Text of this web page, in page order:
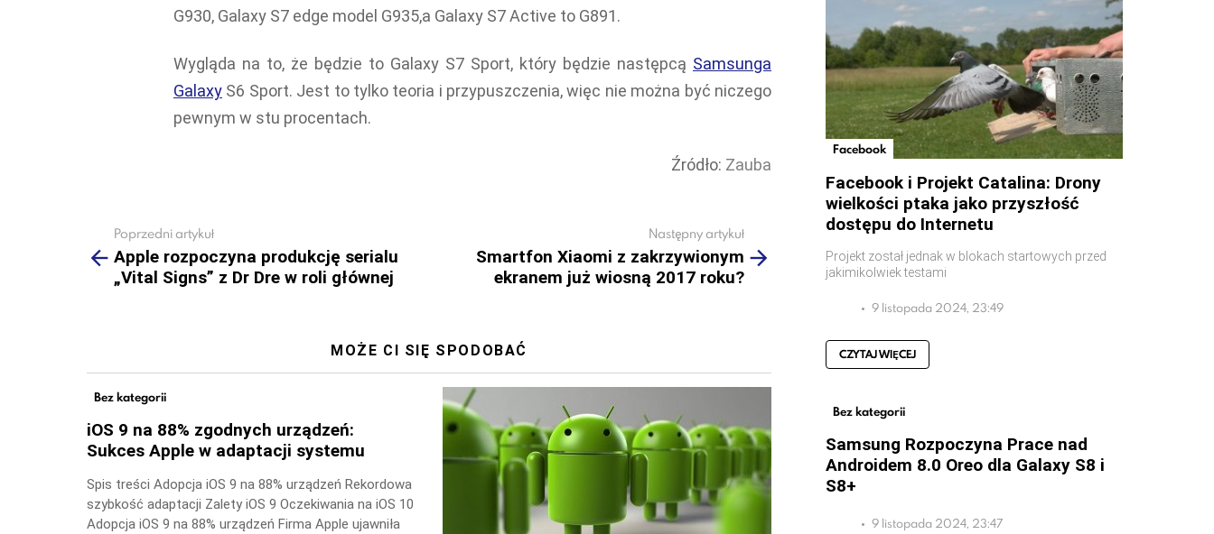
G930, Galaxy S7 edge model G935,a Galaxy S7 Active to G891.
Wygląda na to, że będzie to Galaxy S7 Sport, który będzie następcą Samsunga
Galaxy S6 Sport. Jest to tylko teoria i przypuszczenia, więc nie można być niczego
pewnym w stu procentach.
Źródło: Zauba
more
Poprzedni artykuł
Apple rozpoczyna produkcję serialu
„Vital Signs” z Dr Dre w roli głównej
Następny artykuł
Smartfon Xiaomi z zakrzywionym
ekranem już wiosną 2017 roku?
MOŻE CI SIĘ SPODOBAĆ
Bez kategorii
iOS 9 na 88% zgodnych urządzeń:
Sukces Apple w adaptacji systemu
Spis treści Adopcja iOS 9 na 88% urządzeń Rekordowa
szybkość adaptacji Zalety iOS 9 Oczekiwania na iOS 10
Adopcja iOS 9 na 88% urządzeń Firma Apple ujawniła
Facebook
Facebook i Projekt Catalina: Drony
wielkości ptaka jako przyszłość
dostępu do Internetu
Projekt został jednak w blokach startowych przed
jakimikolwiek testami
9 listopada 2024, 23:49
CZYTAJ WIĘCEJ
Bez kategorii
Samsung Rozpoczyna Prace nad
Androidem 8.0 Oreo dla Galaxy S8 i
S8+
9 listopada 2024, 23:47